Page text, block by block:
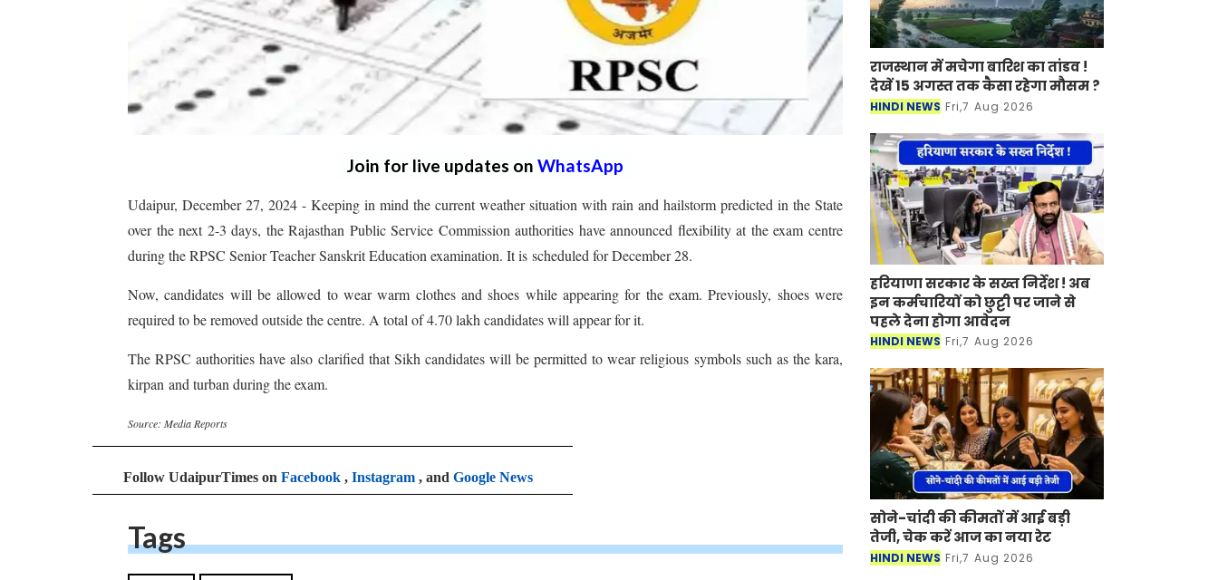
Join for live updates on WhatsApp
Udaipur, December 27, 2024 - Keeping in mind the current weather situation with rain and hailstorm predicted in the State
over the next 2-3 days, the Rajasthan Public Service Commission authorities have announced flexibility at the exam centre
during the RPSC Senior Teacher Sanskrit Education examination. It is scheduled for December 28.
Now, candidates will be allowed to wear warm clothes and shoes while appearing for the exam. Previously, shoes were
required to be removed outside the centre. A total of 4.70 lakh candidates will appear for it.
The RPSC authorities have also clarified that Sikh candidates will be permitted to wear religious symbols such as the kara,
kirpan and turban during the exam.
Source: Media Reports
Follow UdaipurTimes on Facebook , Instagram , and Google News
Tags
राजस्थान में मचेगा बारिश का तांडव !
देखें 15 अगस्त तक कैसा रहेगा मौसम ?
HINDI NEWS Fri,7 Aug 2026
हरियाणा सरकार के सख्त निर्देश ! अब
इन कर्मचारियों को छुट्टी पर जाने से
पहले देना होगा आवेदन
HINDI NEWS Fri,7 Aug 2026
सोने-चांदी की कीमतों में आई बड़ी
तेजी, चेक करें आज का नया रेट
HINDI NEWS Fri,7 Aug 2026